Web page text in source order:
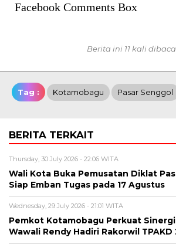
Facebook Comments Box
Berita ini 11 kali dibaca
Tag : Kotamobagu Pasar Senggol
BERITA TERKAIT
Thursday, 30 July 2026 - 22:06 WITA
Wali Kota Buka Pemusatan Diklat
Siap Emban Tugas pada 17 Agustus
Wednesday, 29 July 2026 - 21:01 WITA
Pemkot Kotamobagu Perkuat
Wawali Rendy Hadiri Rakorwil TPAKD